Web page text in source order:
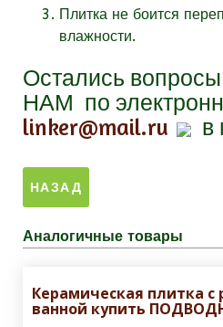
Плитка не боится
влажности.
Остались вопросы
НАМ по
linker@mail.ru
в
Аналогичные товары
Керамическая плитка с
ванной купить